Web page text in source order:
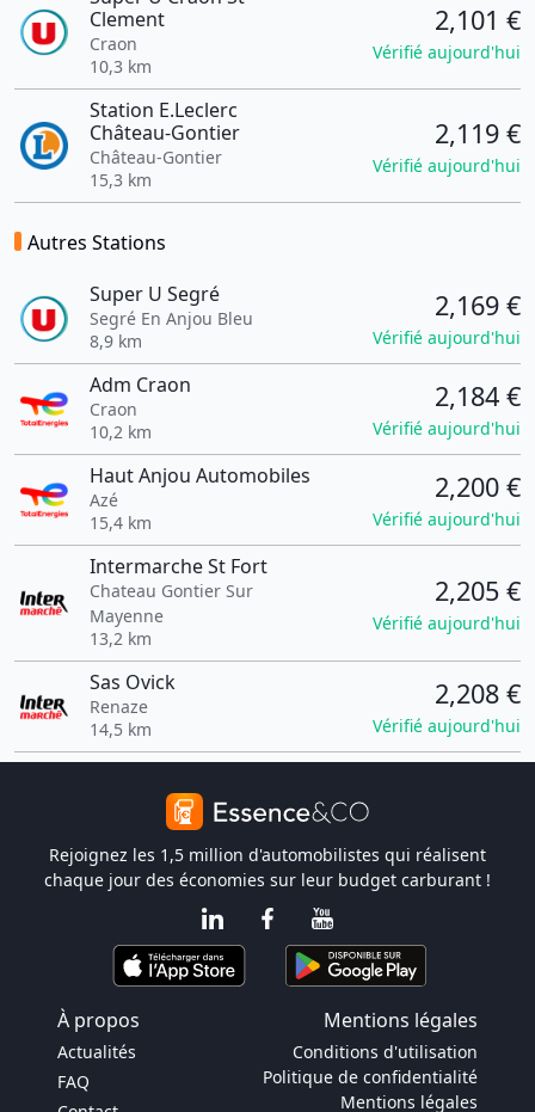
Clement
Craon
10,3 km
2,101 €
Vérifié aujourd'hui
Station E.Leclerc
Château-Gontier
Château-Gontier
15,3 km
2,119 €
Vérifié aujourd'hui
Autres Stations
Super U Segré
Segré En Anjou Bleu
8,9 km
2,169 €
Vérifié aujourd'hui
Adm Craon
Craon
10,2 km
2,184 €
Vérifié aujourd'hui
Haut Anjou Automobiles
Azé
15,4 km
2,200 €
Vérifié aujourd'hui
Intermarche St Fort
Chateau Gontier Sur
Mayenne
13,2 km
2,205 €
Vérifié aujourd'hui
Sas Ovick
Renaze
14,5 km
2,208 €
Vérifié aujourd'hui
Rejoignez les 1,5 million d'automobilistes qui réalisent
chaque jour des économies sur leur budget carburant !
À propos Mentions légales
Actualités
FAQ
Conditions d'utilisation
Politique de confidentialité
Mentions légales